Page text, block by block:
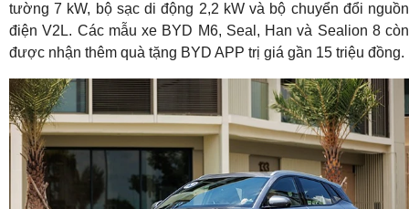
tường 7 kW, bộ sạc di động 2,2 kW và bộ chuyển đổi nguồn
điện V2L. Các mẫu xe BYD M6, Seal, Han và Sealion 8 còn
được nhận thêm quà tặng BYD APP trị giá gần 15 triệu đồng.